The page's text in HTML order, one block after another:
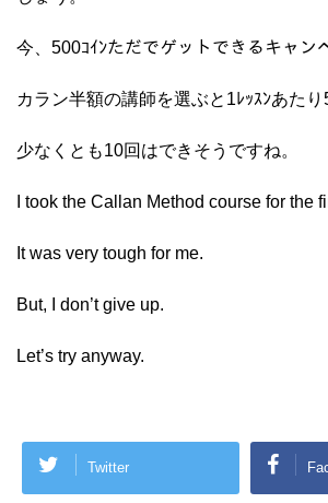
今、500ｺｲﾝただでゲットできるキャン
カラン半額の講師を選ぶと1ﾚｯｽﾝあたり
少なくとも10回はできそうですね。
I took the Callan Method course for the
It was very tough for me.
But, I don’t give up.
Let’s try anyway.
Twitter